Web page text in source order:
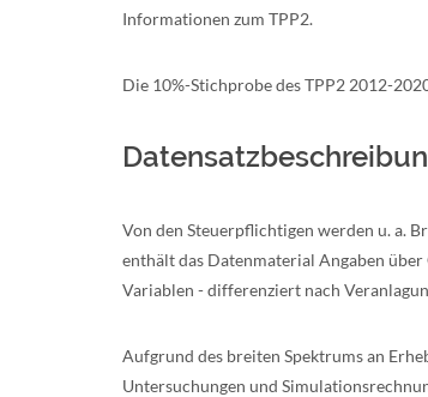
Informationen zum TPP2.
Die 10%-Stichprobe des TPP2 2012-
Von den Steuerpflichtigen werden u. a.
enthält das Datenmaterial Angaben
Variablen - differenziert nach
Aufgrund des breiten Spektrums an
Untersuchungen und